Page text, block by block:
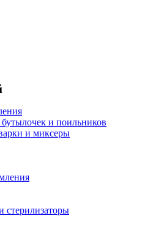
и поильников
и миксеры
стерилизаторы